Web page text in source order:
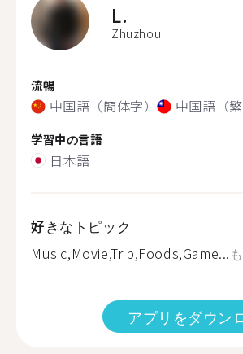
L.
Zhuzhou
流暢
中国語（簡体字） 中国語（繁
学習中の言語
日本語
好きなトピック
Music,Movie,Trip,Foods,Game...
アプリをダウン